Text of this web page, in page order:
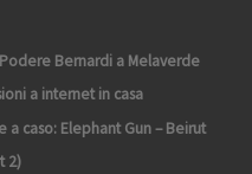
Bernardi a Melaverde
a internet in casa
a caso: Elephant Gun – Beirut
2)